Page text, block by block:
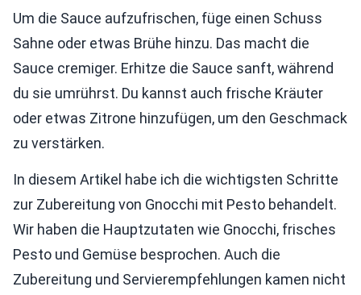
Um die Sauce aufzufrischen, füge einen Schuss
Sahne oder etwas Brühe hinzu. Das macht die
Sauce cremiger. Erhitze die Sauce sanft, während
du sie umrührst. Du kannst auch frische Kräuter
oder etwas Zitrone hinzufügen, um den Geschmack
zu verstärken.
In diesem Artikel habe ich die wichtigsten Schritte
zur Zubereitung von Gnocchi mit Pesto behandelt.
Wir haben die Hauptzutaten wie Gnocchi, frisches
Pesto und Gemüse besprochen. Auch die
Zubereitung und Servierempfehlungen kamen nicht